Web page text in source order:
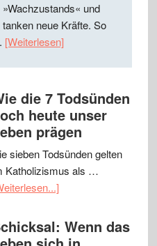
»Wachzustands« und
tanken neue Kräfte. So
[Weiterlesen]
die 7 Todsünden
heute unser
prägen
sieben Todsünden gelten
Katholizismus als …
Wenn das